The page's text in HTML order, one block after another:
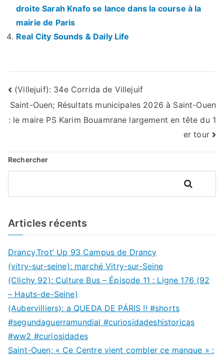
droite Sarah Knafo se lance dans la course à la
mairie de Paris
Real City Sounds & Daily Life
Navigation
de
(Villejuif): 34e Corrida de Villejuif
Saint-Ouen; Résultats municipales 2026 à Saint-Ouen
: le maire PS Karim Bouamrane largement en tête du 1
er tour
Rechercher
Rechercher
Articles récents
Drancy,Trot’ Up 93 Campus de Drancy
(vitry-sur-seine): marché Vitry-sur-Seine
(Clichy 92): Culture Bus – Épisode 11 : Ligne 176 (92
– Hauts-de-Seine)
(Aubervilliers): a QUEDA DE PÁRIS !! #shorts
#segundaguerramundial #curiosidadeshistoricas
#ww2 #curiosidades
Saint-Ouen; « Ce Centre vient combler ce manque » :